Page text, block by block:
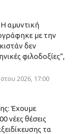
αμυντική
με την
δεν
φιλοδοξίες”,
2026, 17:00
Έχουμε
νέες θέσεις
τα